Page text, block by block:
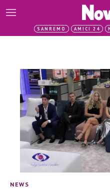
SANREMO AMICI 24
NEWS